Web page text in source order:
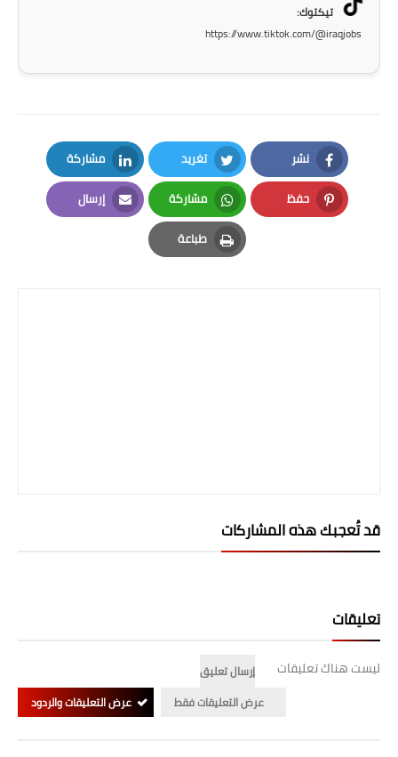
المرحلة الاعدادية
دروس
المرحلة الابتدائية
نتائج القبول المركزي
تيكتوك:
https://www.tiktok.com/@iraqjobs
نشر
Facebook
تغريد
Twitter
مشاركة
LinkedIn
حفظ
Pinterest
مشاركة
Whatsapp
إرسال
Email
طباعة
Print
قد تُعجبك هذه المشاركات
تعليقات
ليست هناك تعليقات
إرسال تعليق
عرض التعليقات فقط
عرض التعليقات والردود